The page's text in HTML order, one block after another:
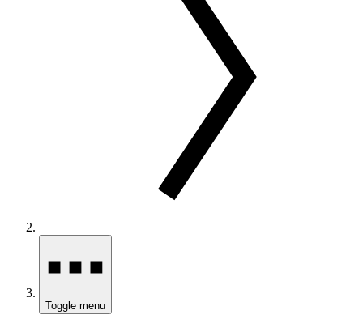
Toggle menu